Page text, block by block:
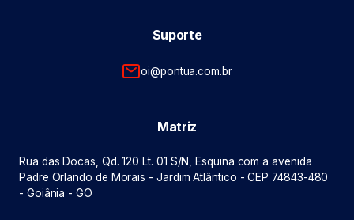
Suporte
oi@pontua.com.br
Matriz
Rua das Docas, Qd. 120 Lt. 01 S/N, Esquina com a avenida
Padre Orlando de Morais - Jardim Atlântico - CEP 74843-480
- Goiânia - GO